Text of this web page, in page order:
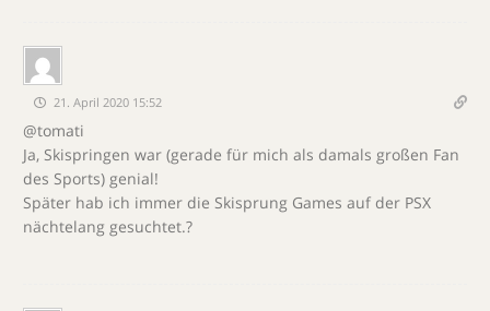
21. April 2020 15:52
@tomati
Ja, Skispringen war (gerade für mich als damals großen Fan
des Sports) genial!
Später hab ich immer die Skisprung Games auf der PSX
nächtelang gesuchtet.?